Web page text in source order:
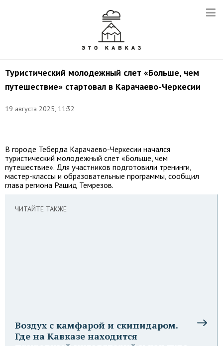
Туристический молодежный слет «Больше, чем
путешествие» стартовал в Карачаево-Черкесии
19 августа 2025, 11:32
В городе Теберда Карачаево-Черкесии начался
туристический молодежный слет «Больше, чем
путешествие». Для участников подготовили тренинги,
мастер-классы и образовательные программы, сообщил
глава региона Рашид Темрезов.
ЧИТАЙТЕ ТАКЖЕ
Воздух с камфарой и скипидаром.
Где на Кавказе находится